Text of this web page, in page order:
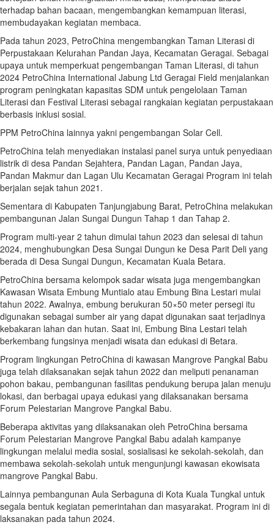
terhadap bahan bacaan, mengembangkan kemampuan literasi,
membudayakan kegiatan membaca.
Pada tahun 2023, PetroChina mengembangkan Taman Literasi di
Perpustakaan Kelurahan Pandan Jaya, Kecamatan Geragai. Sebagai
upaya untuk memperkuat pengembangan Taman Literasi, di tahun
2024 PetroChina International Jabung Ltd Geragai Field menjalankan
program peningkatan kapasitas SDM untuk pengelolaan Taman
Literasi dan Festival Literasi sebagai rangkaian kegiatan perpustakaan
berbasis inklusi sosial.
PPM PetroChina lainnya yakni pengembangan Solar Cell.
PetroChina telah menyediakan instalasi panel surya untuk penyediaan
listrik di desa Pandan Sejahtera, Pandan Lagan, Pandan Jaya,
Pandan Makmur dan Lagan Ulu Kecamatan Geragai Program ini telah
berjalan sejak tahun 2021.
Sementara di Kabupaten Tanjungjabung Barat, PetroChina melakukan
pembangunan Jalan Sungai Dungun Tahap 1 dan Tahap 2.
Program multi-year 2 tahun dimulai tahun 2023 dan selesai di tahun
2024, menghubungkan Desa Sungai Dungun ke Desa Parit Deli yang
berada di Desa Sungai Dungun, Kecamatan Kuala Betara.
PetroChina bersama kelompok sadar wisata juga mengembangkan
Kawasan Wisata Embung Muntialo atau Embung Bina Lestari mulai
tahun 2022. Awalnya, embung berukuran 50×50 meter persegi itu
digunakan sebagai sumber air yang dapat digunakan saat terjadinya
kebakaran lahan dan hutan. Saat ini, Embung Bina Lestari telah
berkembang fungsinya menjadi wisata dan edukasi di Betara.
Program lingkungan PetroChina di kawasan Mangrove Pangkal Babu
juga telah dilaksanakan sejak tahun 2022 dan meliputi penanaman
pohon bakau, pembangunan fasilitas pendukung berupa jalan menuju
lokasi, dan berbagai upaya edukasi yang dilaksanakan bersama
Forum Pelestarian Mangrove Pangkal Babu.
Beberapa aktivitas yang dilaksanakan oleh PetroChina bersama
Forum Pelestarian Mangrove Pangkal Babu adalah kampanye
lingkungan melalui media sosial, sosialisasi ke sekolah-sekolah, dan
membawa sekolah-sekolah untuk mengunjungi kawasan ekowisata
mangrove Pangkal Babu.
Lainnya pembangunan Aula Serbaguna di Kota Kuala Tungkal untuk
segala bentuk kegiatan pemerintahan dan masyarakat. Program ini di
laksanakan pada tahun 2024.